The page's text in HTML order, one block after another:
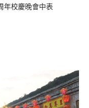
年校慶晚會中表